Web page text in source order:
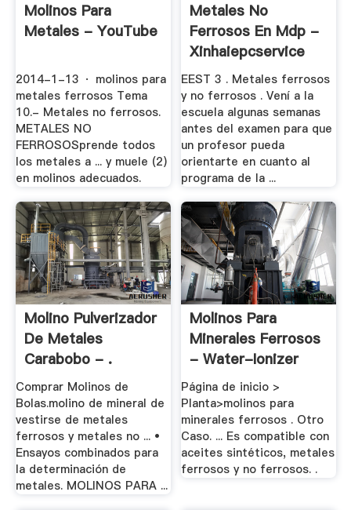
Molinos Para
Metales - YouTube
2014-1-13 · molinos para
metales ferrosos Tema
10.- Metales no ferrosos.
METALES NO
FERROSOSprende todos
los metales a ... y muele (2)
en molinos adecuados.
Metales No
Ferrosos En Mdp -
Xinhaiepcservice
EEST 3 . Metales ferrosos
y no ferrosos . Vení a la
escuela algunas semanas
antes del examen para que
un profesor pueda
orientarte en cuanto al
programa de la ...
Molino Pulverizador
De Metales
Carabobo - .
Comprar Molinos de
Bolas.molino de mineral de
vestirse de metales
ferrosos y metales no ... •
Ensayos combinados para
la determinación de
metales. MOLINOS PARA ...
Molinos Para
Minerales Ferrosos
- Water-Ionizer
Página de inicio >
Planta>molinos para
minerales ferrosos . Otro
Caso. ... Es compatible con
aceites sintéticos, metales
ferrosos y no ferrosos. .